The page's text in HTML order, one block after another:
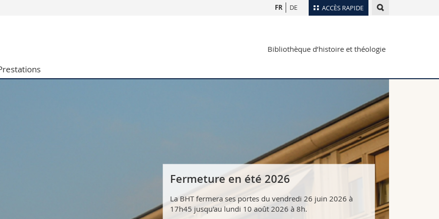
ACCÈS RAPIDE
et sociales et management
humaines
Chercheurs
Plan d'accès
Webmail
FR DE
Bibliothèque d’histoire et théologie
Fermeture en été 2026
La BHT fermera ses portes du vendredi 26 juin 2026 à
17h45 jusqu'au lundi 10 août 2026 à 8h.